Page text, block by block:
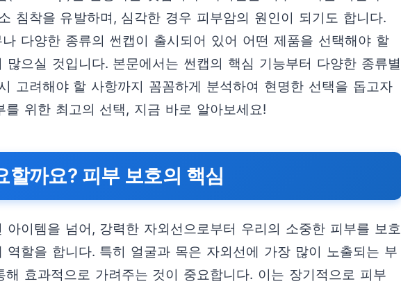
침착을 유발하며, 심각한 경우 피부암의 원인이 되기도 합니다.
다양한 종류의 썬캡이 출시되어 있어 어떤 제품을 선택해야 할
많으실 것입니다. 본문에서는 썬캡의 핵심 기능부터 다양한 종류별
고려해야 할 사항까지 꼼꼼하게 분석하여 현명한 선택을 돕고자
를 위한 최고의 선택, 지금 바로 알아보세요!
할까요? 피부 보호의 핵심
아이템을 넘어, 강력한 자외선으로부터 우리의 소중한 피부를 보호
역할을 합니다. 특히 얼굴과 목은 자외선에 가장 많이 노출되는 부
해 효과적으로 가려주는 것이 중요합니다. 이는 장기적으로 피부